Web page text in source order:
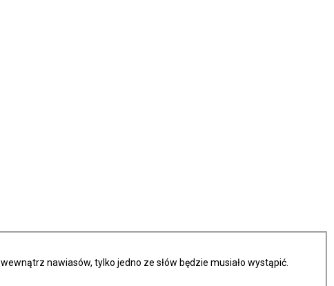
wewnątrz nawiasów, tylko jedno ze słów będzie musiało wystąpić.